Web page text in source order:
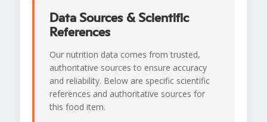
Data Sources & Scientific
References
Our nutrition data comes from trusted,
authoritative sources to ensure accuracy
and reliability. Below are specific scientific
references and authoritative sources for
this food item.